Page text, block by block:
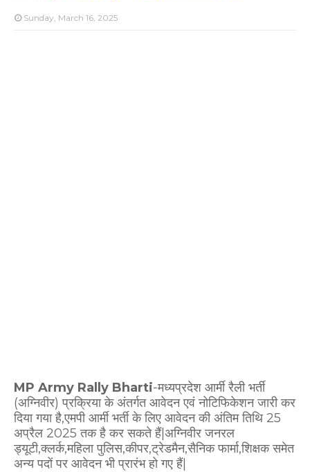
Sunday, March 16, 2025
MP Army Rally Bharti-मध्यप्रदेश आर्मी रैली भर्ती
(अग्निवीर) प्रक्रिया के अंतर्गत आवेदन एवं नोटिफिकेशन जारी कर
दिया गया है,एमपी आर्मी भर्ती के लिए आवेदन की अंतिम तिथि 25
अप्रैल 2025 तक है कर सकते हैं|अग्निवीर जनरल
ड्यूटी,क्लर्क,महिला पुलिस,कीपर,ट्रेडमैन,सैनिक फार्मा,शिक्षक समेत
अन्य पदों पर आवेदन भी प्रारंभ हो गए हैं|